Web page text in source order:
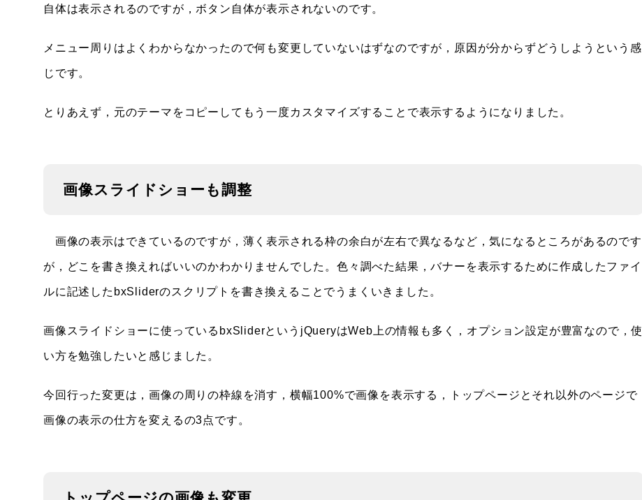
自体は表示されるのですが，ボタン自体が表示されないのです。
メニュー周りはよくわからなかったので何も変更していないはずなのですが，原因が分からずどうしようという感
じです。
とりあえず，元のテーマをコピーしてもう一度カスタマイズすることで表示するようになりました。
画像スライドショーも調整
画像の表示はできているのですが，薄く表示される枠の余白が左右で異なるなど，気になるところがあるのです
が，どこを書き換えればいいのかわかりませんでした。色々調べた結果，バナーを表示するために作成したファイ
ルに記述したbxSliderのスクリプトを書き換えることでうまくいきました。
画像スライドショーに使っているbxSliderというjQueryはWeb上の情報も多く，オプション設定が豊富なので，使
い方を勉強したいと感じました。
今回行った変更は，画像の周りの枠線を消す，横幅100%で画像を表示する，トップページとそれ以外のページで
画像の表示の仕方を変えるの3点です。